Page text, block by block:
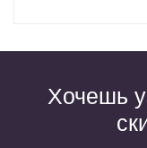
Хочешь